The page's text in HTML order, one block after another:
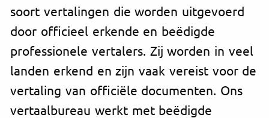
soort vertalingen die worden uitgevoerd
door officieel erkende en beëdigde
professionele vertalers. Zij worden in veel
landen erkend en zijn vaak vereist voor de
vertaling van officiële documenten. Ons
vertaalbureau werkt met beëdigde